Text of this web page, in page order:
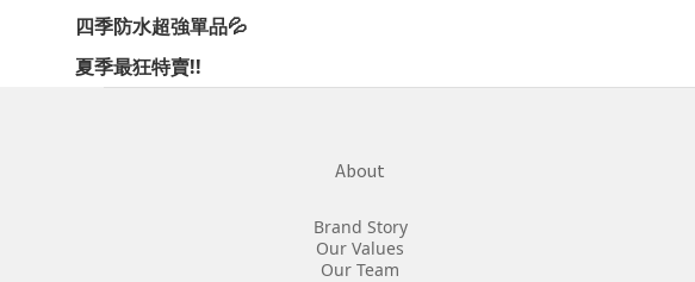
四季防水超強單品💦
夏季最狂特賣!!
About
Brand Story
Our Values
Our Team